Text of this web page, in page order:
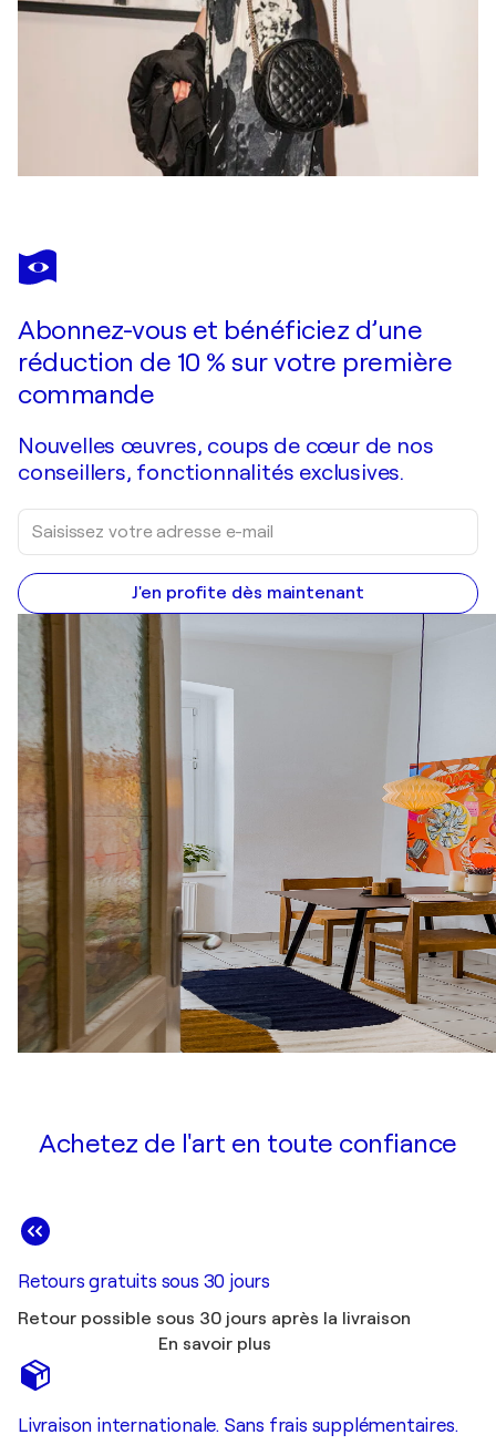
Abonnez-vous et bénéficiez d’une
réduction de 10 % sur votre première
commande
Nouvelles œuvres, coups de cœur de nos
conseillers, fonctionnalités exclusives.
J'en profite dès maintenant
Achetez de l'art en toute confiance
Retours gratuits sous 30 jours
Retour possible sous 30 jours après la livraison
En savoir plus
Livraison internationale. Sans frais supplémentaires.